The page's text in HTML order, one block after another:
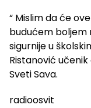
“ Mislim da će
budućem boljem
sigurnije u
Ristanović
Sveti Sava.
radioosvit